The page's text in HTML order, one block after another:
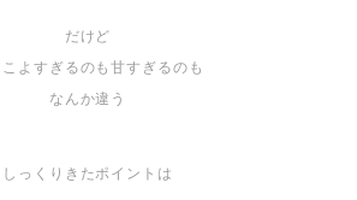
だけど
よすぎるのも甘すぎるのも
なんか違う
しっくりきたポイントは